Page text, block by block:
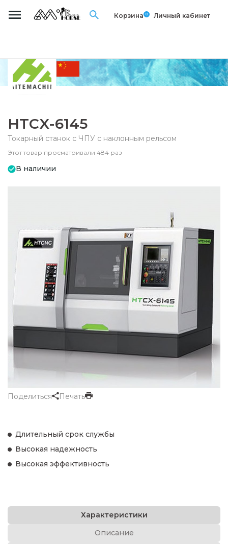
Корзина 0 Личный кабинет
HTCX-6145
Токарный станок с ЧПУ с наклонным рельсом
Этот товар просматривали 484 раз
В наличии
Поделиться Печать
Длительный срок службы
Высокая надежность
Высокая эффективность
Характеристики
Описание